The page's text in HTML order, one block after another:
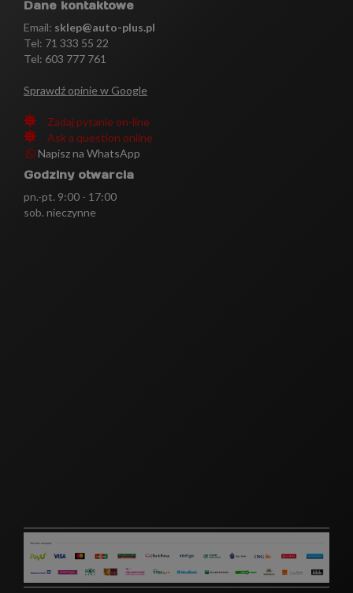
Dane kontaktowe
Email: sklep@auto-plus.pl
Tel: 71 333 55 22
Tel: 603 777 761
Sprawdź opinie w Google
Zadaj pytanie on-line
Ask a question online
Napisz na WhatsApp
Godziny otwarcia
pn.-pt. 9:00 - 17:00
sob. nieczynne